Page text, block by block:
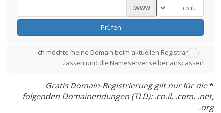
www.
Prüfen
Ich möchte meine Domain beim aktuellen Registrar
lassen und die Nameserver selber anspassen.
*
Gratis Domain-Registrierung gilt nur für die
folgenden Domainendungen (TLD): .co.il, .com, .net,
.org